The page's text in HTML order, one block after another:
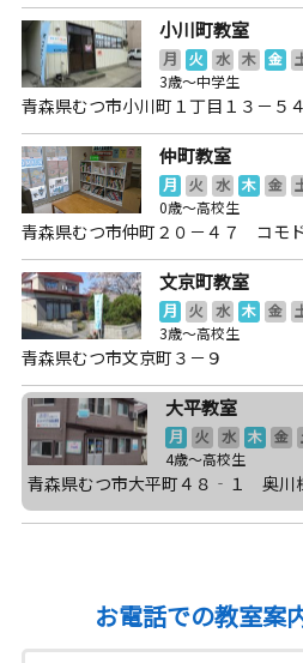
小川町教室
月 火 水 木 金
3歳～中学生
青森県むつ市小川町１丁目１３－５４
仲町教室
月 火 水 木 金
0歳～高校生
青森県むつ市仲町２０－４７ コモ
文京町教室
月 火 水 木 金
3歳～高校生
青森県むつ市文京町３－９
大平教室
月 火 水 木 金
4歳～高校生
青森県むつ市大平町４８‐１ 奥川
お電話での教室案